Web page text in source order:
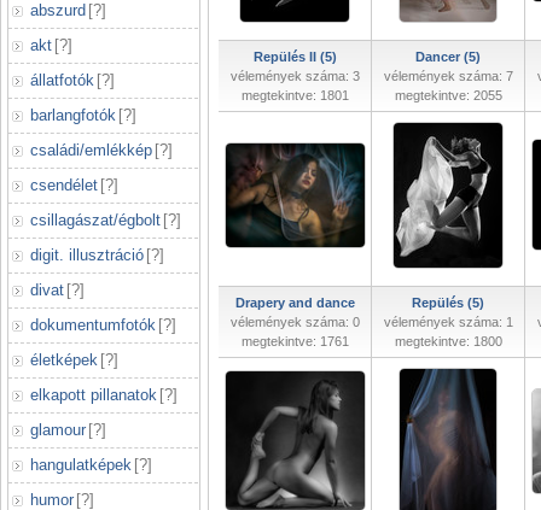
abszurd [?]
akt [?]
állatfotók [?]
barlangfotók [?]
családi/emlékkép [?]
csendélet [?]
csillagászat/égbolt [?]
digit. illusztráció [?]
divat [?]
dokumentumfotók [?]
életképek [?]
elkapott pillanatok [?]
glamour [?]
hangulatképek [?]
humor [?]
Repülés II (5)
vélemények száma: 3
megtekintve: 1801
Dancer (5)
vélemények száma: 7
megtekintve: 2055
Drapery and dance
vélemények száma: 0
megtekintve: 1761
Repülés (5)
vélemények száma: 1
megtekintve: 1800